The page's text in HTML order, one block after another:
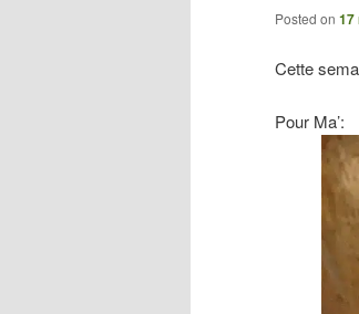
Posted on 17
Cette
Pour Ma’: